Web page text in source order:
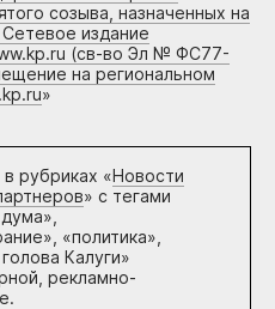
созыва, назначенных на
издание
(св-во Эл № ФС77-
на региональном
»
рубриках «Новости
» с тегами
«политика»,
Калуги»
рекламно-